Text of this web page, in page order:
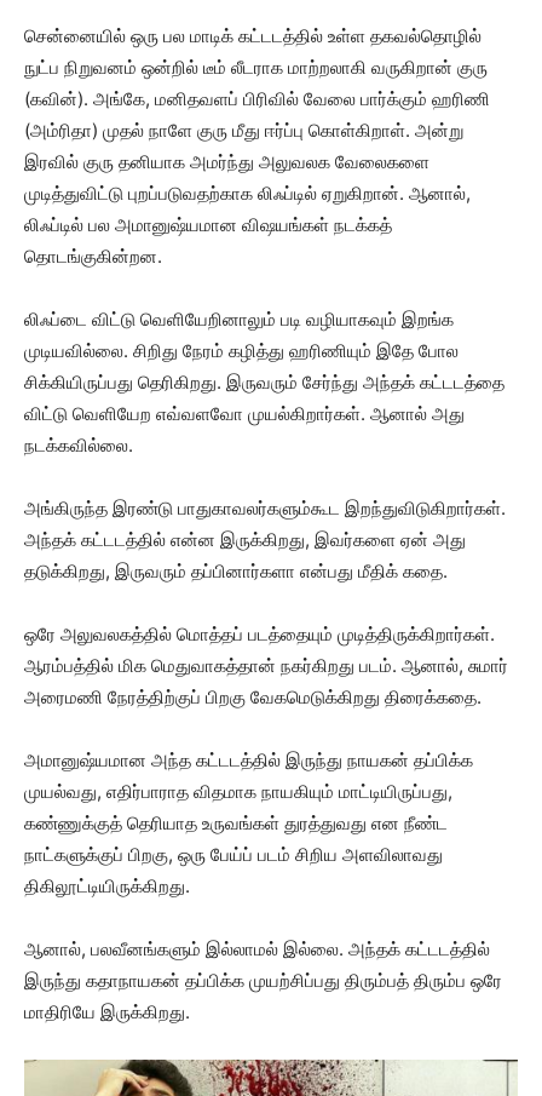
சென்னையில் ஒரு பல மாடிக் கட்டடத்தில் உள்ள தகவல்தொழில்
நுட்ப நிறுவனம் ஒன்றில் டீம் லீடராக மாற்றலாகி வருகிறான் குரு
(கவின்). அங்கே, மனிதவளப் பிரிவில் வேலை பார்க்கும் ஹரிணி
(அம்ரிதா) முதல் நாளே குரு மீது ஈர்ப்பு கொள்கிறாள். அன்று
இரவில் குரு தனியாக அமர்ந்து அலுவலக வேலைகளை
முடித்துவிட்டு புறப்படுவதற்காக லிஃப்டில் ஏறுகிறான். ஆனால்,
லிஃப்டில் பல அமானுஷ்யமான விஷயங்கள் நடக்கத்
தொடங்குகின்றன.
லிஃப்டை விட்டு வெளியேறினாலும் படி வழியாகவும் இறங்க
முடியவில்லை. சிறிது நேரம் கழித்து ஹரிணியும் இதே போல
சிக்கியிருப்பது தெரிகிறது. இருவரும் சேர்ந்து அந்தக் கட்டடத்தை
விட்டு வெளியேற எவ்வளவோ முயல்கிறார்கள். ஆனால் அது
நடக்கவில்லை.
அங்கிருந்த இரண்டு பாதுகாவலர்களும்கூட இறந்துவிடுகிறார்கள்.
அந்தக் கட்டடத்தில் என்ன இருக்கிறது, இவர்களை ஏன் அது
தடுக்கிறது, இருவரும் தப்பினார்களா என்பது மீதிக் கதை.
ஒரே அலுவலகத்தில் மொத்தப் படத்தையும் முடித்திருக்கிறார்கள்.
ஆரம்பத்தில் மிக மெதுவாகத்தான் நகர்கிறது படம். ஆனால், சுமார்
அரைமணி நேரத்திற்குப் பிறகு வேகமெடுக்கிறது திரைக்கதை.
அமானுஷ்யமான அந்த கட்டடத்தில் இருந்து நாயகன் தப்பிக்க
முயல்வது, எதிர்பாராத விதமாக நாயகியும் மாட்டியிருப்பது,
கண்ணுக்குத் தெரியாத உருவங்கள் துரத்துவது என நீண்ட
நாட்களுக்குப் பிறகு, ஒரு பேய்ப் படம் சிறிய அளவிலாவது
திகிலூட்டியிருக்கிறது.
ஆனால், பலவீனங்களும் இல்லாமல் இல்லை. அந்தக் கட்டடத்தில்
இருந்து கதாநாயகன் தப்பிக்க முயற்சிப்பது திரும்பத் திரும்ப ஒரே
மாதிரியே இருக்கிறது.